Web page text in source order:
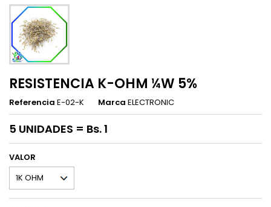
RESISTENCIA K-OHM ¼W 5%
Referencia E-02-K Marca ELECTRONIC
5 UNIDADES = Bs. 1
VALOR